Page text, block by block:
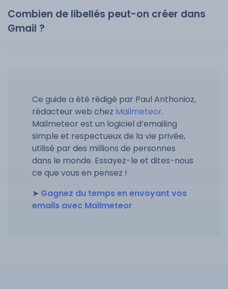
Combien de libellés peut-on créer dans
Gmail ?
Ce guide a été rédigé par Paul Anthonioz,
rédacteur web chez Mailmeteor.
Mailmeteor est un logiciel d’emailing
simple et respectueux de la vie privée,
utilisé par des millions de personnes
dans le monde. Essayez-le et dites-nous
ce que vous en pensez !
➤ Gagnez du temps en envoyant vos
emails avec Mailmeteor